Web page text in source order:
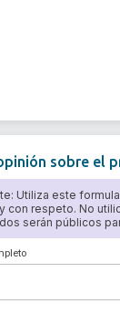
sobre el
Utiliza este
con respeto. No
serán públicos